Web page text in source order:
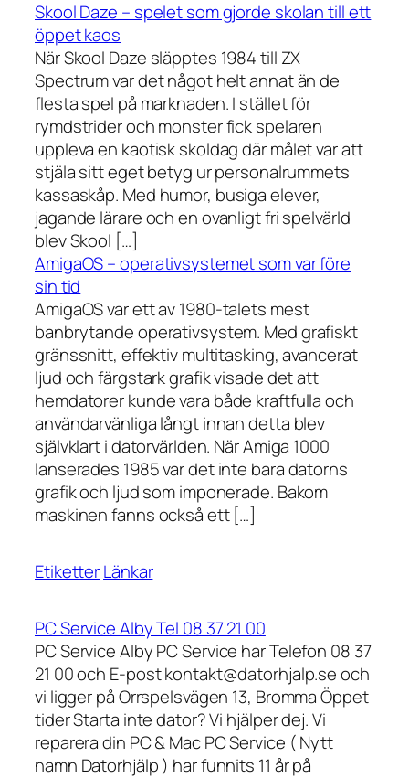
Skool Daze – spelet som gjorde skolan till ett
öppet kaos
När Skool Daze släpptes 1984 till ZX
Spectrum var det något helt annat än de
flesta spel på marknaden. I stället för
rymdstrider och monster fick spelaren
uppleva en kaotisk skoldag där målet var att
stjäla sitt eget betyg ur personalrummets
kassaskåp. Med humor, busiga elever,
jagande lärare och en ovanligt fri spelvärld
blev Skool […]
AmigaOS – operativsystemet som var före
sin tid
AmigaOS var ett av 1980-talets mest
banbrytande operativsystem. Med grafiskt
gränssnitt, effektiv multitasking, avancerat
ljud och färgstark grafik visade det att
hemdatorer kunde vara både kraftfulla och
användarvänliga långt innan detta blev
självklart i datorvärlden. När Amiga 1000
lanserades 1985 var det inte bara datorns
grafik och ljud som imponerade. Bakom
maskinen fanns också ett […]
EtiketterLänkar
PC Service Alby Tel 08 37 21 00
PC Service Alby PC Service har Telefon 08 37
21 00 och E-post kontakt@datorhjalp.se och
vi ligger på Orrspelsvägen 13, Bromma Öppet
tider Starta inte dator? Vi hjälper dej. Vi
reparera din PC & Mac PC Service ( Nytt
namn Datorhjälp ) har funnits 11 år på